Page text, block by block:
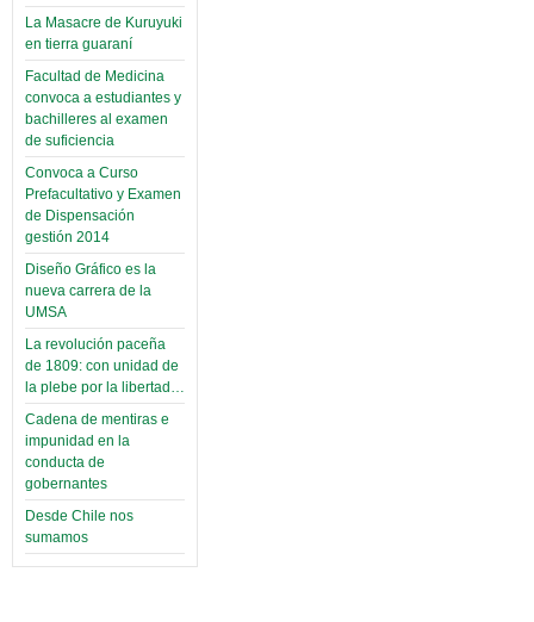
La Masacre de Kuruyuki
en tierra guaraní
Facultad de Medicina
convoca a estudiantes y
bachilleres al examen
de suficiencia
Convoca a Curso
Prefacultativo y Examen
de Dispensación
gestión 2014
Diseño Gráfico es la
nueva carrera de la
UMSA
La revolución paceña
de 1809: con unidad de
la plebe por la libertad…
Cadena de mentiras e
impunidad en la
conducta de
gobernantes
Desde Chile nos
sumamos